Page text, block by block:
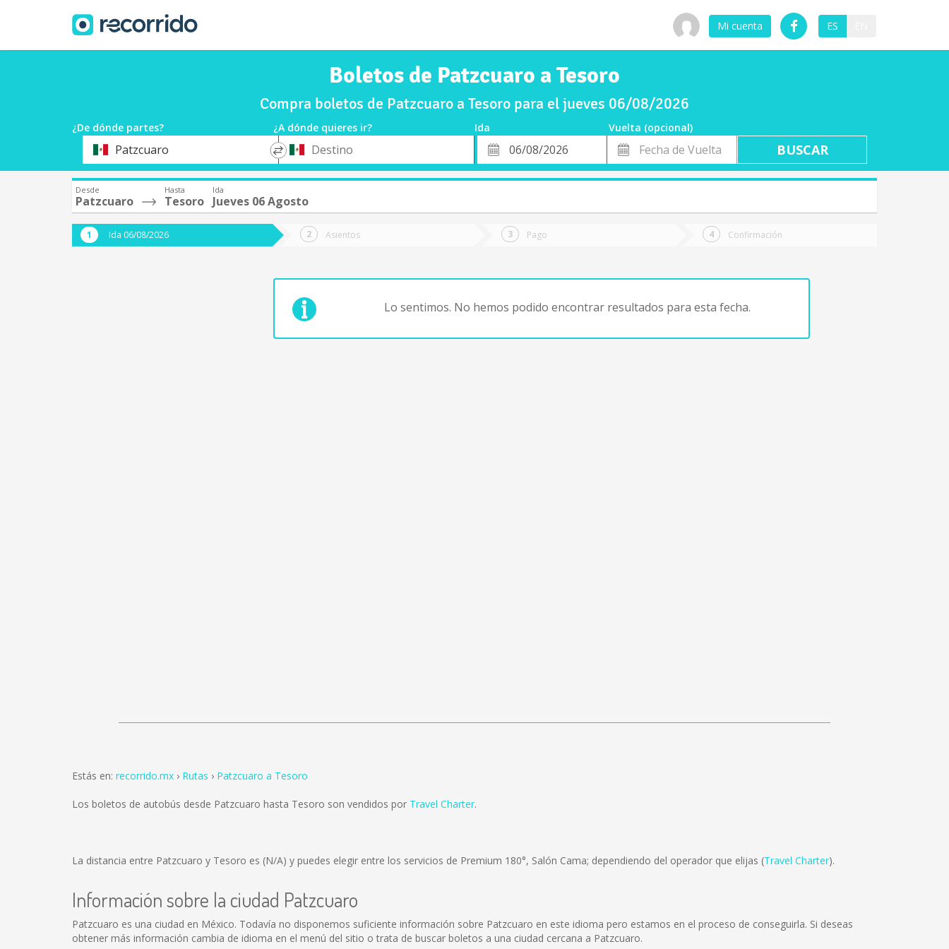
Mi cuenta ES
Boletos de Patzcuaro a Tesoro
Compra boletos de Patzcuaro a Tesoro para el jueves 06/08/2026
¿De dónde partes? ¿A dónde quieres ir? Ida
Vuelta (opcional)
OrigenPatzcuaro
*
Destino
Fecha
de
Fecha
de
Vuelta
Desde
Patzcuaro
Hasta
Tesoro
Ida
Jueves 06 Agosto
Ida 06/08/2026 Asientos Pago Confirmación
Lo sentimos. No hemos podido encontrar resultados para esta fecha.
Estás en: recorrido.mx Rutas Patzcuaro a Tesoro
Los boletos de autobús desde Patzcuaro hasta Tesoro son vendidos por Travel Charter.
La distancia entre Patzcuaro y Tesoro es (N/A) y puedes elegir entre los servicios de Premium 180°, Salón Cama; dependiendo del operador que elijas (Travel Charter).
Información sobre la ciudad Patzcuaro
Patzcuaro es una ciudad en México. Todavía no disponemos suficiente información sobre Patzcuaro en este idioma pero estamos en el proceso de conseguirla. Si deseas
obtener más información cambia de idioma en el menú del sitio o trata de buscar boletos a una ciudad cercana a Patzcuaro.